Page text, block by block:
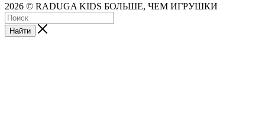
2026 © RADUGA KIDS БОЛЬШЕ, ЧЕМ ИГРУШКИ
Найти